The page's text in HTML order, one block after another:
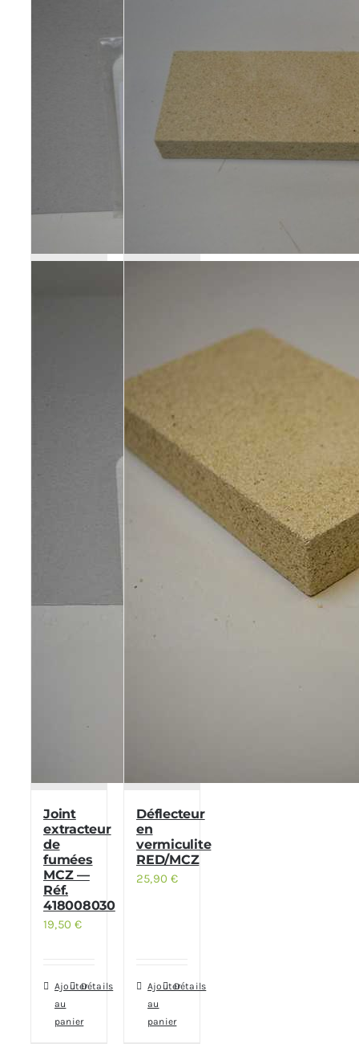
Poêles et chaudières
Conduit de fumées
Joint
extracteur
de
fumées
MCZ —
Réf.
418008030
19,50€
Ajouter
au
panier
Détails
Déflecteur
en
vermiculite
RED/MCZ
25,90€
Ajouter
au
panier
Détails